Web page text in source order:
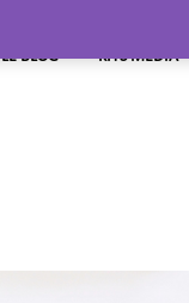
LE BLOG KITS MEDIA